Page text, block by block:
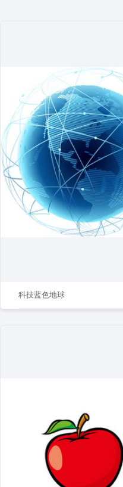
科技蓝色地球